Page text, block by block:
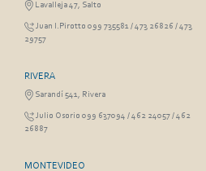
Lavalleja 47, Salto
Juan I.Pirotto 099 735581 / 473 26826 / 473
29757
RIVERA
Sarandí 541, Rivera
Julio Osorio 099 637094 / 462 24057 / 462
26887
MONTEVIDEO